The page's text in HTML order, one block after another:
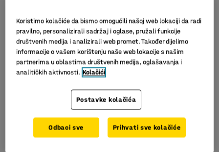
Koristimo kolačiće da bismo omogućili našoj web lokaciji da radi
pravilno, personalizirali sadržaj i oglase, pružali funkcije
društvenih medija i analizirali web promet. Također dijelimo
informacije o vašem korištenju naše web lokacije s našim
partnerima u oblastima društvenih medija, oglašavanja i
analitičkih aktivnosti. Kolačići
Postavke kolačića
Odbaci sve Prihvati sve kolačiće